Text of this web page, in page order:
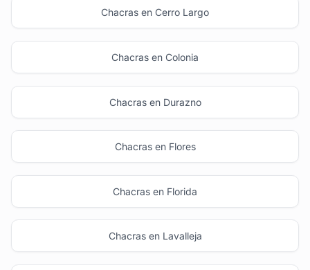
Chacras en Cerro Largo
Chacras en Colonia
Chacras en Durazno
Chacras en Flores
Chacras en Florida
Chacras en Lavalleja